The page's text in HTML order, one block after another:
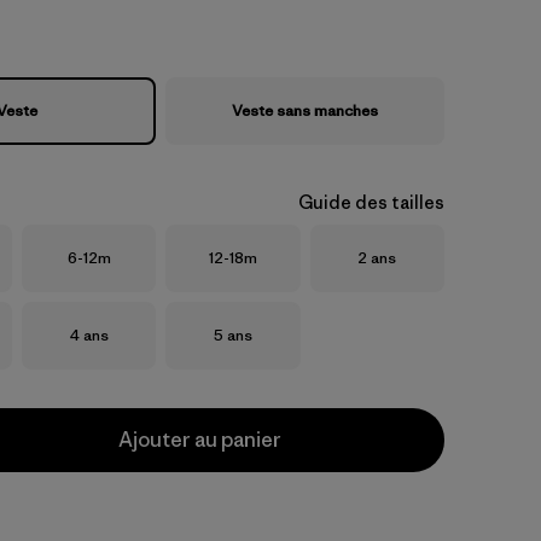
Veste sans manches
Guide des tailles
Taille
6-12m Taille
12-18m Taille
2 ans
Taille
4 ans Taille
5 ans
Ajouter au panier